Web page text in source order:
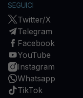
SEGUICI
Twitter/X
Telegram
Facebook
YouTube
Instagram
Whatsapp
TikTok